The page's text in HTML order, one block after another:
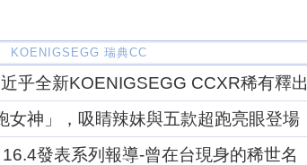
KOENIGSEGG 瑞典CC
乎全新KOENIGSEGG CCXR稀有釋出
女神」，吸睛辣妹與五款超跑亮眼登場
發表系列報導-曾在台現身的稀世名